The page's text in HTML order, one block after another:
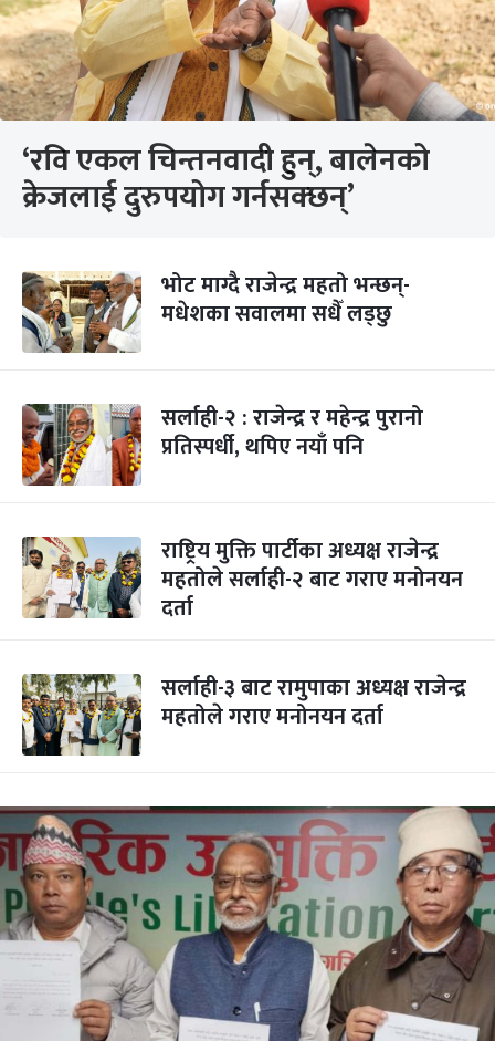
‘रवि एकल चिन्तनवादी हुन्, बालेनको
क्रेजलाई दुरुपयोग गर्नसक्छन्’
भोट माग्दै राजेन्द्र महतो भन्छन्-
मधेशका सवालमा सधैँ लड्छु
सर्लाही-२ : राजेन्द्र र महेन्द्र पुरानो
प्रतिस्पर्धी, थपिए नयाँ पनि
राष्ट्रिय मुक्ति पार्टीका अध्यक्ष राजेन्द्र
महतोले सर्लाही-२ बाट गराए मनोनयन
दर्ता
सर्लाही-३ बाट रामुपाका अध्यक्ष राजेन्द्र
महतोले गराए मनोनयन दर्ता